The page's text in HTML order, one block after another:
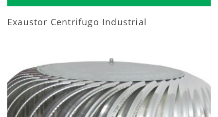
Exaustor Centrifugo Industrial